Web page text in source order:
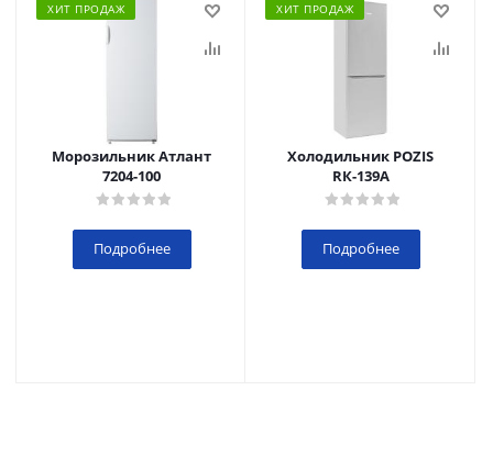
ХИТ ПРОДАЖ
Морозильник Атлант
7204-100
Подробнее
ХИТ ПРОДАЖ
Холодильник POZIS
RК-139А
Подробнее